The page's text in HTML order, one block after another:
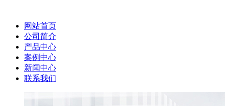
网站首页
公司简介
产品中心
案例中心
新闻中心
联系我们